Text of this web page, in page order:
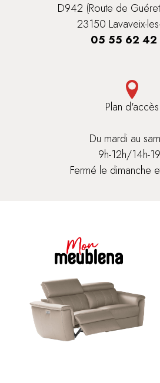
D942 (Route de
23150 Lavaveix-
05 55 62 42
Plan d'accès
Du mardi au
9h-12h/14h-
Fermé le dimanche